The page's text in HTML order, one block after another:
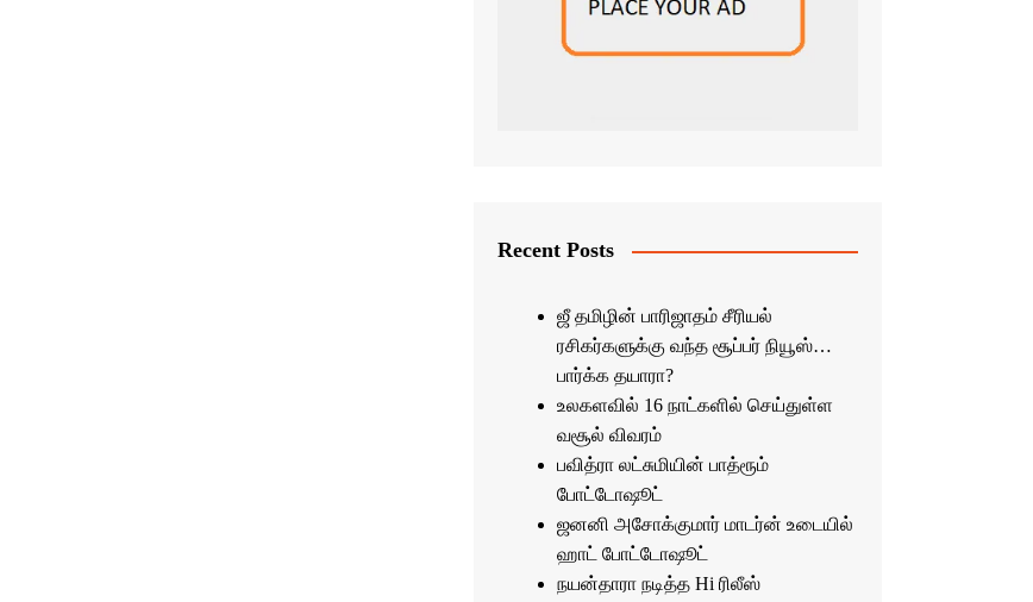
Recent Posts
ஜீ தமிழின் பாரிஜாதம் சீரியல்
ரசிகர்களுக்கு வந்த சூப்பர் நியூஸ்…
பார்க்க தயாரா?
உலகளவில் 16 நாட்களில் செய்துள்ள
வசூல் விவரம்
பவித்ரா லட்சுமியின் பாத்ரூம்
போட்டோஷூட்
ஜனனி அசோக்குமார் மாடர்ன் உடையில்
ஹாட் போட்டோஷூட்
நயன்தாரா நடித்த Hi ரிலீஸ்